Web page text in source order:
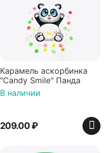
Карамель аскорбинка
"Candy Smile" Панда
В наличии
209.00₽